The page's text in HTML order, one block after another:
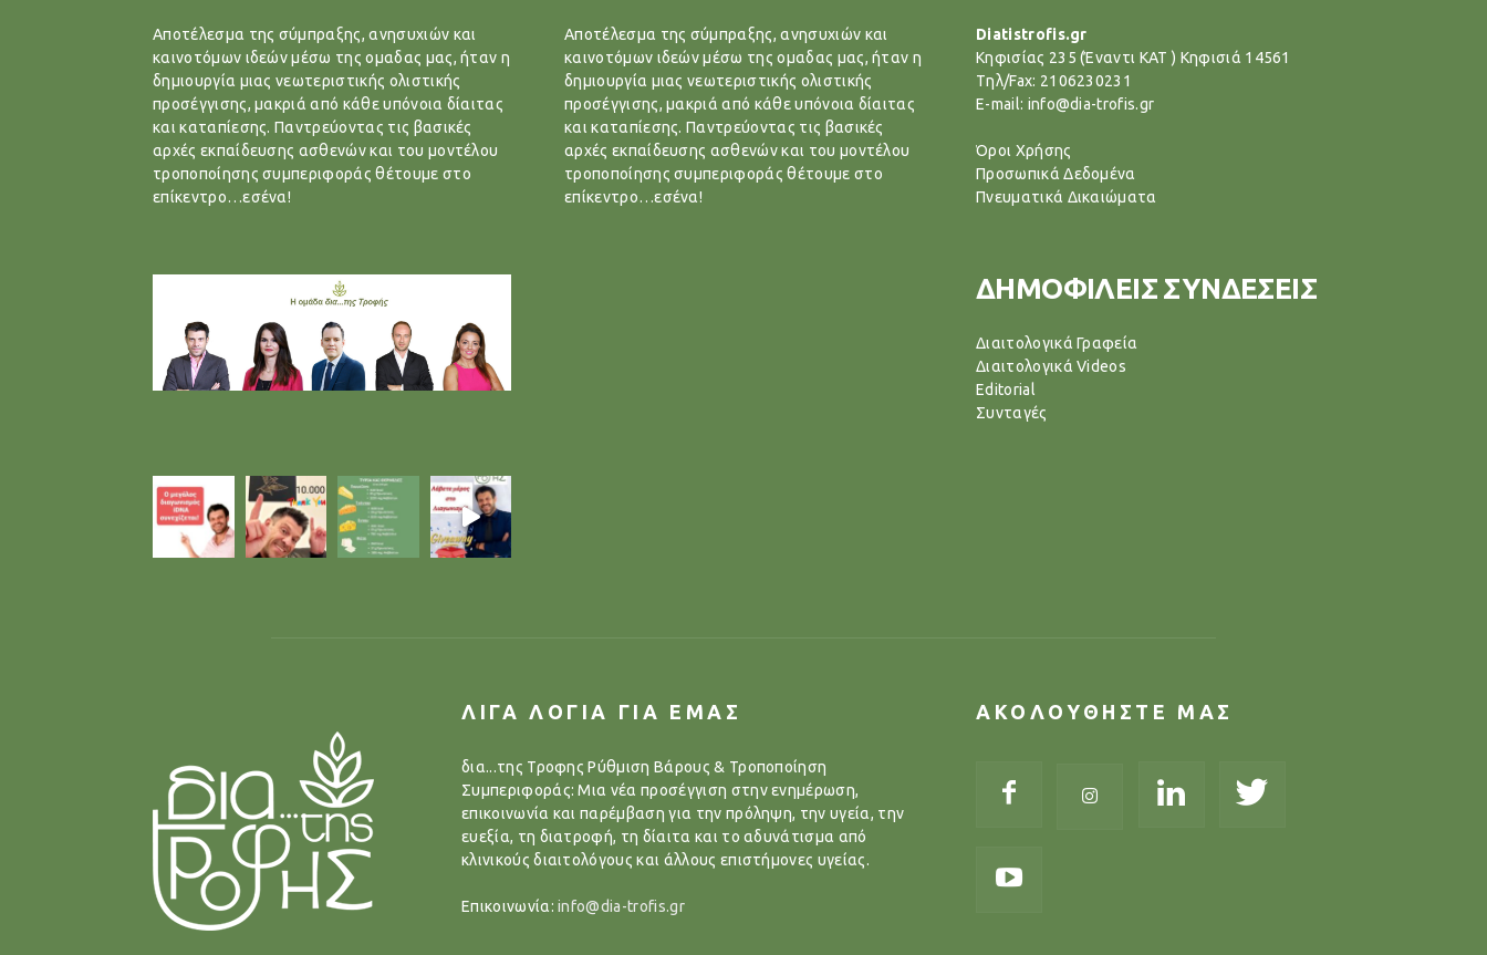
Αποτέλεσμα της σύμπραξης, ανησυχιών και
καινοτόμων ιδεών μέσω της ομαδας μας, ήταν η
δημιουργία μιας νεωτεριστικής ολιστικής
προσέγγισης, μακριά από κάθε υπόνοια δίαιτας
και καταπίεσης. Παντρεύοντας τις βασικές
αρχές εκπαίδευσης ασθενών και του μοντέλου
τροποποίησης συμπεριφοράς θέτουμε στο
επίκεντρο…εσένα!
Αποτέλεσμα της σύμπραξης, ανησυχιών και
καινοτόμων ιδεών μέσω της ομαδας μας, ήταν η
δημιουργία μιας νεωτεριστικής ολιστικής
προσέγγισης, μακριά από κάθε υπόνοια δίαιτας
και καταπίεσης. Παντρεύοντας τις βασικές
αρχές εκπαίδευσης ασθενών και του μοντέλου
τροποποίησης συμπεριφοράς θέτουμε στο
επίκεντρο…εσένα!
Diatistrofis.gr
Κηφισίας 235 (Έναντι ΚΑΤ ) Κηφισιά 14561
Tηλ/Fax: 2106230231
E-mail: info@dia-trofis.gr
Όροι Χρήσης
Προσωπικά Δεδομένα
Πνευματικά Δικαιώματα
ΔΗΜΟΦΙΛΕΙΣ ΣΥΝΔΕΣΕΙΣ
Διαιτολογικά Γραφεία
Διαιτολογικά Videos
Editorial
Συνταγές
ΛΙΓΑ ΛΟΓΙΑ ΓΙΑ ΕΜΑΣ
δια...της Τροφης Ρύθμιση Βάρους & Τροποποίηση
Συμπεριφοράς: Μια νέα προσέγγιση στην ενημέρωση,
επικοινωνία και παρέμβαση για την πρόληψη, την υγεία, την
ευεξία, τη διατροφή, τη δίαιτα και το αδυνάτισμα από
κλινικούς διαιτολόγους και άλλους επιστήμονες υγείας.
Επικοινωνία:info@dia-trofis.gr
ΑΚΟΛΟΥΘΗΣΤΕ ΜΑΣ